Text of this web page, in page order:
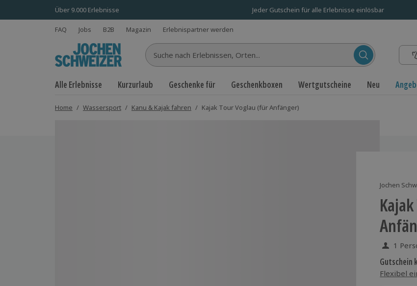
Über 9.000 Erlebnisse Jeder Gutschein für alle Erlebnisse einlösbar
FAQ Jobs B2B Magazin Erlebnispartner werden
Suche nach Erlebnissen...
Alle Erlebnisse Kurzurlaub Geschenke für Geschenkboxen Wertgutscheine Neu
Home / Wassersport / Kanu & Kajak fahren / Kajak Tour Voglau (für Anfänger)
Jochen
1
Gutschein
Flexibel